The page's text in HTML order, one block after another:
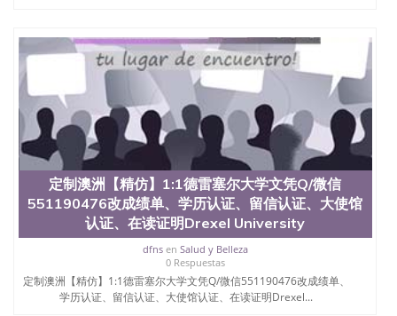
定制澳洲【精仿】1:1德雷塞尔大学文凭Q/微信
551190476改成绩单、学历认证、留信认证、大使馆
认证、在读证明Drexel University
dfnsen Salud y Belleza
0 Respuestas
定制澳洲【精仿】1:1德雷塞尔大学文凭Q/微信551190476改成绩单、
学历认证、留信认证、大使馆认证、在读证明Drexel...